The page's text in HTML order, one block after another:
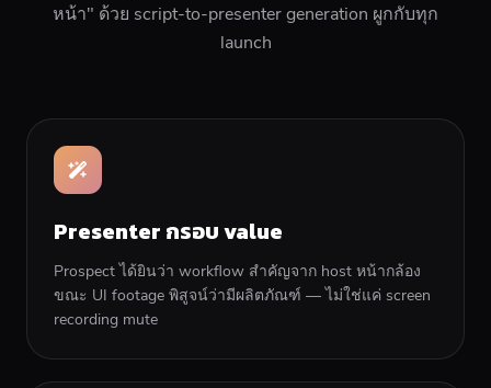
หน้า" ด้วย script-to-presenter generation ผูกกับทุก
launch
Presenter กรอบ value
Prospect ได้ยินว่า workflow สำคัญจาก host หน้ากล้อง
ขณะ UI footage พิสูจน์ว่ามีผลิตภัณฑ์ — ไม่ใช่แค่ screen
recording mute